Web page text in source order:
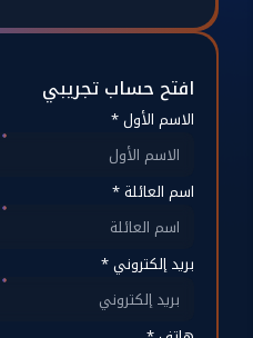
افتح حساب تجريبي
الاسم الأول *
اسم العائلة *
بريد إلكتروني *